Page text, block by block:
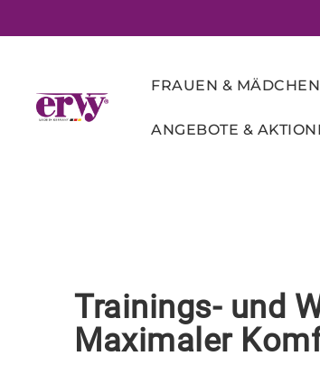
FRAUEN & MÄDCHEN
ANGEBOTE &
Trainings- und
Maximaler